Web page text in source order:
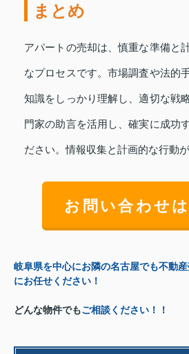
まとめ
アパートの売却は、慎重な準備と
なプロセスです。市場調査や法的
知識をしっかり理解し、適切な戦
門家の助言を活用し、確実に成功
ださい。情報収集と計画的な行動
お問い合わせ
岐阜県を中心にお隣の名古屋でも不動
にお任せください！
どんな物件でもご相談ください！！